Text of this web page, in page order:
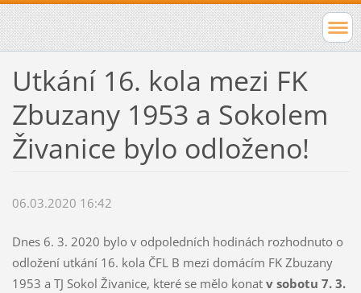
Utkání 16. kola mezi FK
Zbuzany 1953 a Sokolem
Živanice bylo odloženo!
06.03.2020 16:42
Dnes 6. 3. 2020 bylo v odpoledních hodinách rozhodnuto o
odložení utkání 16. kola ČFL B mezi domácím FK Zbuzany
1953 a TJ Sokol Živanice, které se mělo konat v sobotu 7. 3.